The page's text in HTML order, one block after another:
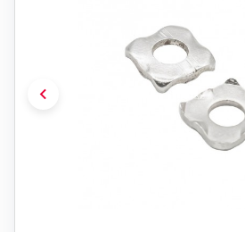
chevron_left